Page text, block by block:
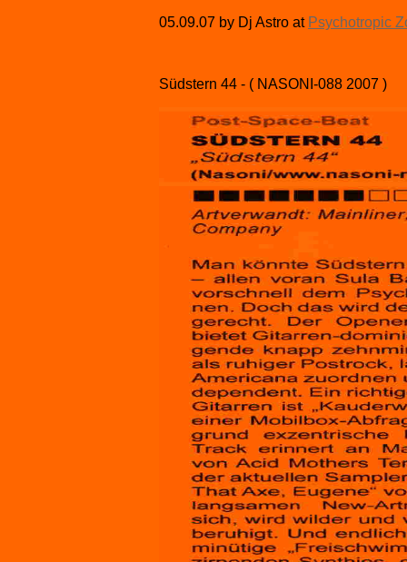
05.09.07 by Dj Astro at Psychotropic
Südstern 44 - ( NASONI-088 2007 )